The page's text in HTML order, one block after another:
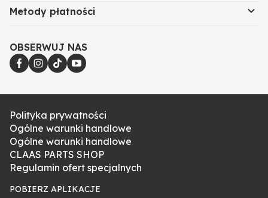
Metody płatności
OBSERWUJ NAS
Polityka prywatności
Ogólne warunki handlowe
Ogólne warunki handlowe
CLAAS PARTS SHOP
Regulamin ofert specjalnych
POBIERZ APLIKACJE